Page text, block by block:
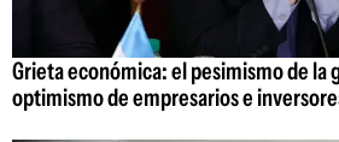
Grieta económica: el pesimismo de la
optimismo de empresarios e